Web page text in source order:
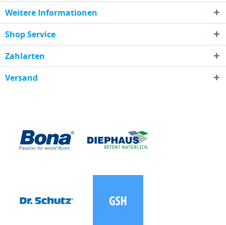
Weitere Informationen
Shop Service
Zahlarten
Versand